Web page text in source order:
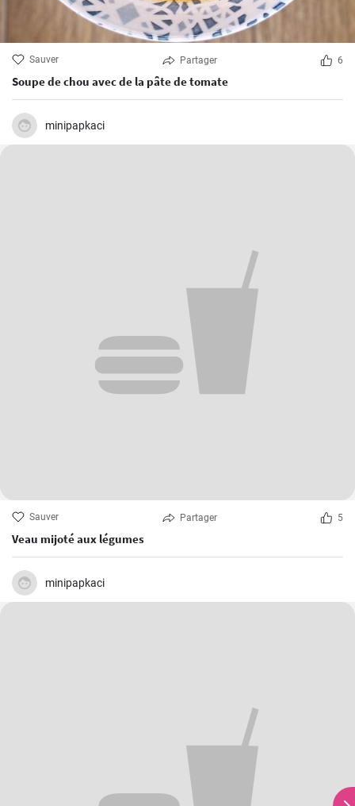
Sauver Partager 6
Soupe de chou avec de la pâte de tomate
minipapkaci
Sauver Partager 5
Veau mijoté aux légumes
minipapkaci